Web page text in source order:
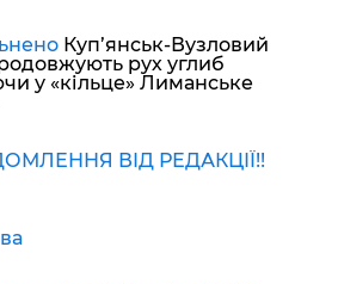
Куп’янськ-Вузловий
рух углиб
у «кільце» Лиманське
ВІД РЕДАКЦІЇ!!